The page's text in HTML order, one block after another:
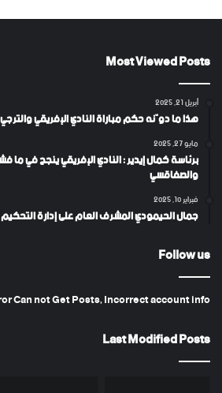
Most Viewed Posts
أبريل 21, 2025
هذا ما دوّنه حكم مباراة النادي الإفريقي والترجي
مايو 27, 2025
برئاسة كمال إيدير : النادي الإفريقي ينجح في
والصفاقسي
فبراير 10, 2025
جمال الحيمودي المشرف العام على إدارة
Follow us
Can not Get Posts, Incorrect account info.
Last Modified Posts